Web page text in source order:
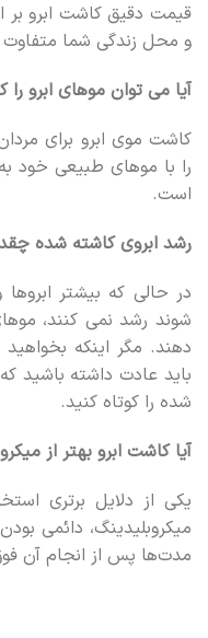
قیمت دقیق کاشت ابرو بر
و محل زندگی شما
آیا می توان موهای ابرو
کاشت موی ابرو برای
را با موهای طبیعی خود
است.
رشد ابروی کاشته شده
در حالی که بیشتر
شوند رشد نمی کنند،
دهند. مگر اینکه بخواهید
باید عادت داشته باشید
شده را کوتاه کنید.
آیا کاشت ابرو بهتر از
میکروبلیدینگ، دائمی
مدت‌ها پس از انجام آن